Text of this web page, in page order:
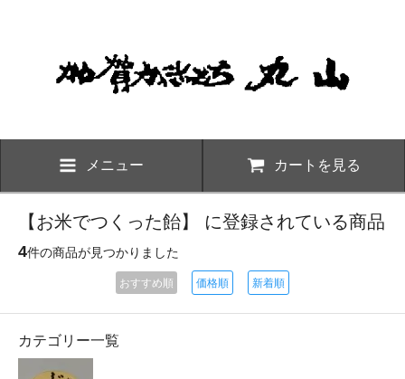
メニュー カートを見る
【お米でつくった飴】 に登録されている商品
4件の商品が見つかりました
おすすめ順 価格順 新着順
カテゴリー一覧